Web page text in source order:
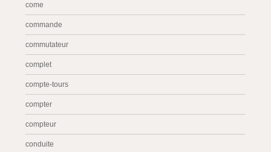
come
commande
commutateur
complet
compte-tours
compter
compteur
conduite